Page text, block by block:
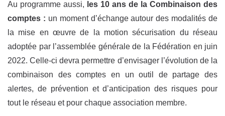
Au programme aussi, les 10 ans de la Combinaison des
comptes : un moment d’échange autour des modalités de
la mise en œuvre de la motion sécurisation du réseau
adoptée par l’assemblée générale de la Fédération en juin
2022. Celle-ci devra permettre d’envisager l’évolution de la
combinaison des comptes en un outil de partage des
alertes, de prévention et d’anticipation des risques pour
tout le réseau et pour chaque association membre.